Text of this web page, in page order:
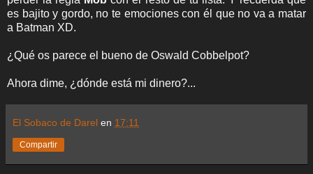
es bajito y gordo, no te emociones con él que no va a matar
a Batman XD.
¿Qué os parece el bueno de Oswald Cobbelpot?
Ahora dime, ¿dónde está mi dinero?...
El Sobaco de Darel en 17:11
Compartir